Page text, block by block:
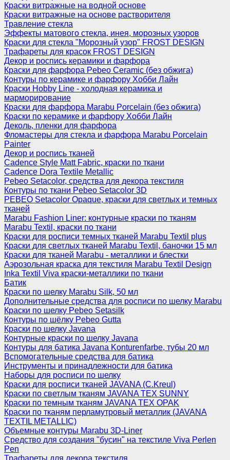
Краски витражные на водной основе
Краски витражные на основе растворителя
Травление стекла
Эффекты матового стекла, инея, морозных узоров
Краски для стекла "Морозный узор" FROST DESIGN
Трафареты для красок FROST DESIGN
Декор и роспись керамики и фарфора
Краски для фарфора Pebeo Ceramic (без обжига)
Контуры по керамике и фарфору Хобби Лайн
Краски Hobby Line - холодная керамика и
марморирование
Краски для фарфора Marabu Porcelain (без обжига)
Краски по керамике и фарфору Хобби Лайн
Деколь, пленки для фарфора
Фломастеры для стекла и фарфора Marabu Porcelain
Painter
Декор и роспись тканей
Cadence Style Matt Fabric, краски по ткани
Cadence Dora Textile Metallic
Pebeo Setacolor, средства для декора текстиля
Контуры по ткани Pebeo Setacolor 3D
PEBEO Setacolor Opaque, краски для светлых и темных
тканей
Marabu Fashion Liner: контурные краски по тканям
Marabu Textil, краски по ткани
Краски для росписи темных тканей Marabu Textil plus
Краски для светлых тканей Marabu Textil, баночки 15 мл
Краски для тканей Marabu - металлики и блестки
Аэрозольная краска для текстиля Marabu Textil Design
Inka Textil Viva краски-металлики по ткани
Батик
Краски по шелку Marabu Silk, 50 мл
Дополнительные средства для росписи по шелку Marabu
Краски по шелку Pebeo Setasilk
Контуры по шёлку Pebeo Gutta
Краски по шелку Javana
Контурные краски по шелку Javana
Контуры для батика Javana Konturenfarbe, тубы 20 мл
Вспомогательные средства для батика
Инструменты и принадлежности для батика
Наборы для росписи по шелку
Краски для росписи тканей JAVANA (C.Kreul)
Краски по светлым тканям JAVANA TEX SUNNY
Краски по темным тканям JAVANA TEX OPAK
Краски по тканям перламутровый металлик (JAVANA
TEXTIL METALLIC)
Объемные контуры Marabu 3D-Liner
Средство для создания "бусин" на текстиле Viva Perlen
Pen
Трафареты для декора текстиля